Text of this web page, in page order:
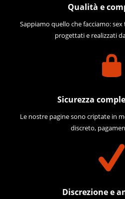
Qualità e
Sappiamo quello che facciamo:
progettati e realizzati
Sicurezza
Le nostre pagine sono criptate in
discreto,
Discrezione e